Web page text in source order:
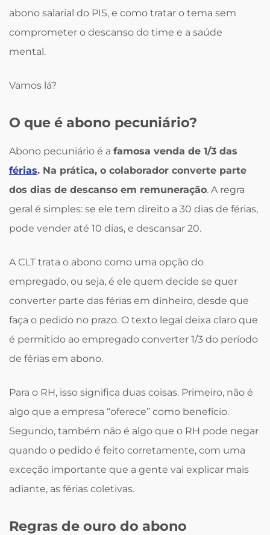
abono salarial do PIS, e como tratar o tema sem
comprometer o descanso do time e a saúde
mental.
Vamos lá?
O que é abono pecuniário?
Abono pecuniário é a famosa venda de 1/3 das
férias. Na prática, o colaborador converte parte
dos dias de descanso em remuneração. A regra
geral é simples: se ele tem direito a 30 dias de férias,
pode vender até 10 dias, e descansar 20.
A CLT trata o abono como uma opção do
empregado, ou seja, é ele quem decide se quer
converter parte das férias em dinheiro, desde que
faça o pedido no prazo. O texto legal deixa claro que
é permitido ao empregado converter 1/3 do período
de férias em abono.
Para o RH, isso significa duas coisas. Primeiro, não é
algo que a empresa “oferece” como benefício.
Segundo, também não é algo que o RH pode negar
quando o pedido é feito corretamente, com uma
exceção importante que a gente vai explicar mais
adiante, as férias coletivas.
Regras de ouro do abono